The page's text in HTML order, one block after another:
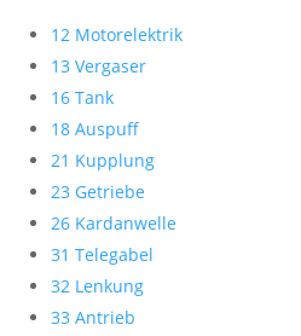
12 Motorelektrik
13 Vergaser
16 Tank
18 Auspuff
21 Kupplung
23 Getriebe
26 Kardanwelle
31 Telegabel
32 Lenkung
33 Antrieb